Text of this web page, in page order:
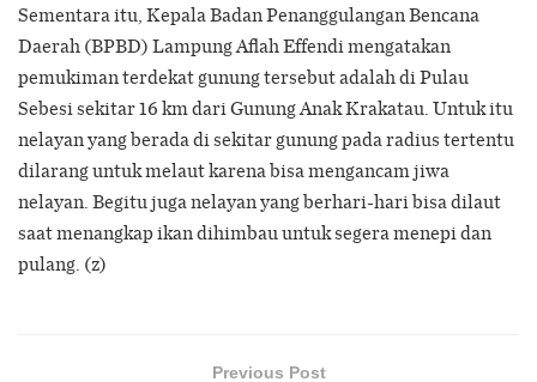
Sementara itu, Kepala Badan Penanggulangan Bencana
Daerah (BPBD) Lampung Aflah Effendi mengatakan
pemukiman terdekat gunung tersebut adalah di Pulau
Sebesi sekitar 16 km dari Gunung Anak Krakatau. Untuk itu
nelayan yang berada di sekitar gunung pada radius tertentu
dilarang untuk melaut karena bisa mengancam jiwa
nelayan. Begitu juga nelayan yang berhari-hari bisa dilaut
saat menangkap ikan dihimbau untuk segera menepi dan
pulang. (z)
Previous Post